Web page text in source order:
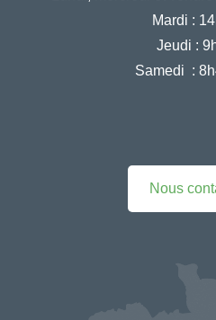
Mardi :
Jeudi :
Samedi :
Nous